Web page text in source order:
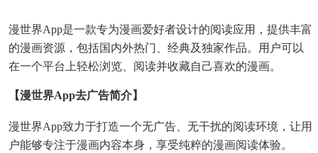
漫世界App是一款专为漫画爱好者设计的阅读应用，提供丰富
的漫画资源，包括国内外热门、经典及独家作品。用户可以
在一个平台上轻松浏览、阅读并收藏自己喜欢的漫画。
【漫世界app去广告简介】
漫世界App致力于打造一个无广告、无干扰的阅读环境，让用
户能够专注于漫画内容本身，享受纯粹的漫画阅读体验。